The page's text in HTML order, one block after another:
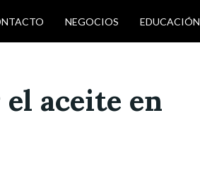
EDUCACIÓN
NEGOCIOS
el aceite en